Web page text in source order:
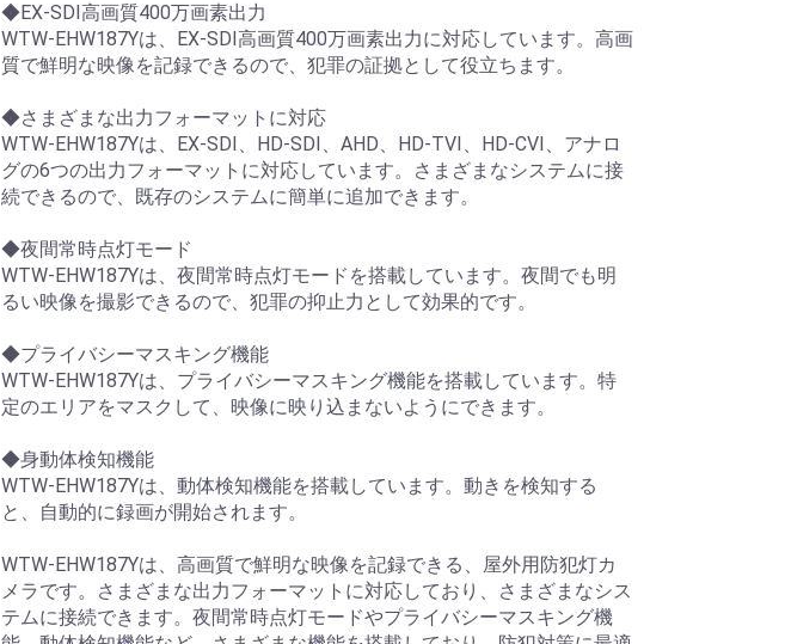
◆EX-SDI高画質400万画素出力
WTW-EHW187Yは、EX-SDI高画質400万画素出力に対応しています。高画
質で鮮明な映像を記録できるので、犯罪の証拠として役立ちます。
◆さまざまな出力フォーマットに対応
WTW-EHW187Yは、EX-SDI、HD-SDI、AHD、HD-TVI、HD-CVI、アナロ
グの6つの出力フォーマットに対応しています。さまざまなシステムに接
続できるので、既存のシステムに簡単に追加できます。
◆夜間常時点灯モード
WTW-EHW187Yは、夜間常時点灯モードを搭載しています。夜間でも明
るい映像を撮影できるので、犯罪の抑止力として効果的です。
◆プライバシーマスキング機能
WTW-EHW187Yは、プライバシーマスキング機能を搭載しています。特
定のエリアをマスクして、映像に映り込まないようにできます。
◆身動体検知機能
WTW-EHW187Yは、動体検知機能を搭載しています。動きを検知する
と、自動的に録画が開始されます。
WTW-EHW187Yは、高画質で鮮明な映像を記録できる、屋外用防犯灯カ
メラです。さまざまな出力フォーマットに対応しており、さまざまなシス
テムに接続できます。夜間常時点灯モードやプライバシーマスキング機